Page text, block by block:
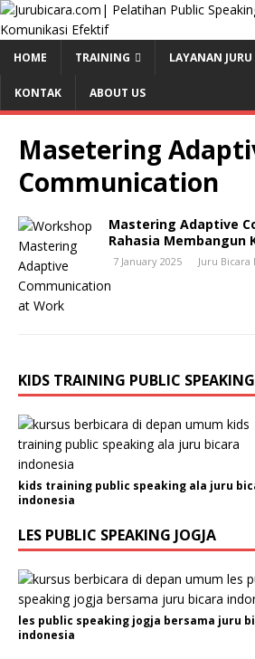
HOME TRAINING LAYANAN
KONTAK ABOUT US
Masetering
Communication
Mastering Adaptive
Rahasia Membangun
7 January 2025 Juru Bicara
KIDS TRAINING PUBLIC SPEAKING
kids training public speaking ala juru
indonesia
LES PUBLIC SPEAKING JOGJA
les public speaking jogja bersama juru
indonesia